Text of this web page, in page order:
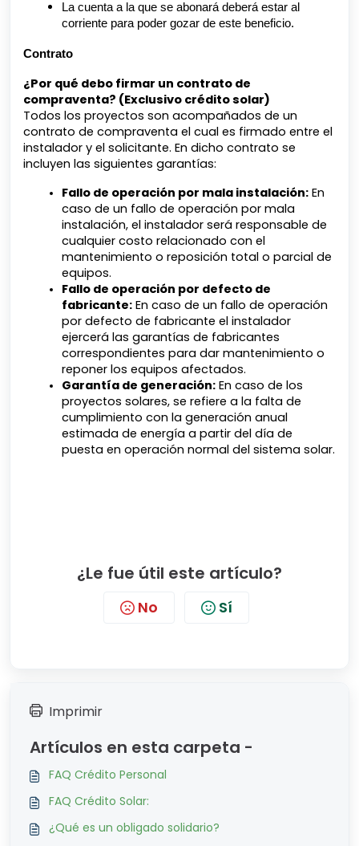
La cuenta a la que se abonará deberá estar al
corriente para poder gozar de este beneficio.
Contrato
¿Por qué debo firmar un contrato de
compraventa? (Exclusivo crédito solar)
Todos los proyectos son acompañados de un
contrato de compraventa el cual es firmado entre el
instalador y el solicitante. En dicho contrato se
incluyen las siguientes garantías:
Fallo de operación por mala instalación: En
caso de un fallo de operación por mala
instalación, el instalador será responsable de
cualquier costo relacionado con el
mantenimiento o reposición total o parcial de
equipos.
Fallo de operación por defecto de
fabricante: En caso de un fallo de operación
por defecto de fabricante el instalador
ejercerá las garantías de fabricantes
correspondientes para dar mantenimiento o
reponer los equipos afectados.
Garantía de generación: En caso de los
proyectos solares, se refiere a la falta de
cumplimiento con la generación anual
estimada de energía a partir del día de
puesta en operación normal del sistema solar.
¿Le fue útil este artículo?
No Sí
Imprimir
Artículos en esta carpeta -
FAQ Crédito Personal
FAQ Crédito Solar:
¿Qué es un obligado solidario?